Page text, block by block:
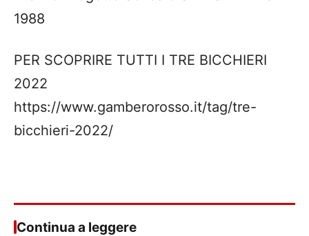
1988
PER SCOPRIRE TUTTI I TRE BICCHIERI
2022
https://www.gamberorosso.it/tag/tre-
bicchieri-2022/
Continua a leggere